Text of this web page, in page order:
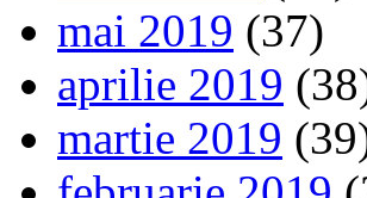
mai 2019 (37)
aprilie 2019
martie 2019